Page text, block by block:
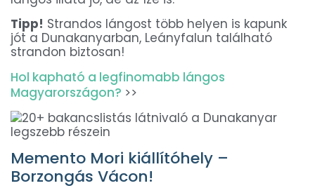
Tipp! Strandos lángost több helyen is kapunk
jót a Dunakanyarban, Leányfalun található
strandon biztosan!
Hol kapható a legfinomabb lángos
Magyarországon? >>
Memento Mori kiállítóhely –
Borzongás Vácon!